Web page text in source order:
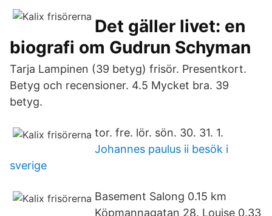
Det gäller livet: en
biografi om Gudrun Schyman
Tarja Lampinen (39 betyg) frisör. Presentkort.
Betyg och recensioner. 4.5 Mycket bra. 39
betyg.
tor. fre. lör. sön. 30. 31. 1.
Johannes paulus ii besök i
sverige
Basement Salong 0.15 km
Köpmannagatan 28. Louise 0.33